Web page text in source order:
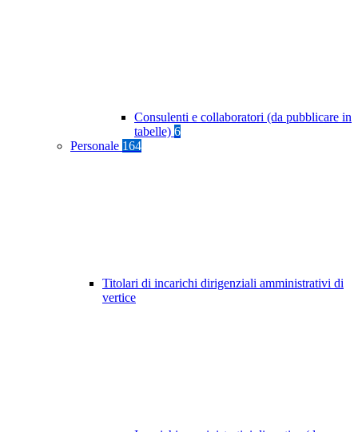
Consulenti e collaboratori (da pubblicare in
tabelle) 6
Personale 164
Titolari di incarichi dirigenziali amministrativi di
vertice